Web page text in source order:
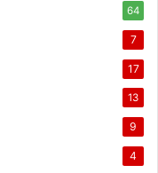
64
7
17
13
9
4